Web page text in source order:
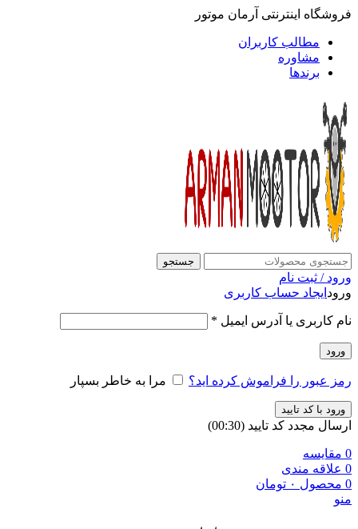
فروشگاه اینترنتی آرمان موتور
مطالب کاربران
مشاوره
برندها
جستجو
ورود / ثبت نام
ورود ایجاد حساب کاربری
نام کاربری یا آدرس ایمیل *
ورود
رمز عبور را فراموش کرده اید؟ مرا به خاطر بسپار
ورود با کد تایید
ارسال مجدد کد تایید (00:
30
)
0 مقایسه
0 علاقه مندی
0 محصول ۰ تومان
منو